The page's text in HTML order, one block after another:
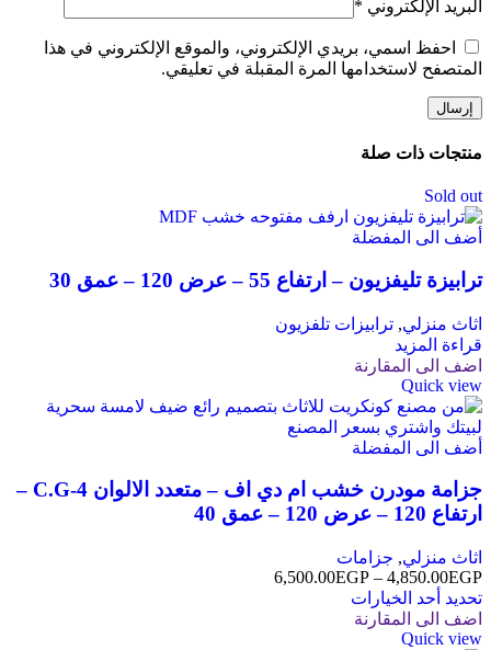
البريد الإلكتروني *
احفظ اسمي، بريدي الإلكتروني، والموقع الإلكتروني في هذا
المتصفح لاستخدامها المرة المقبلة في تعليقي.
منتجات ذات صلة
Sold out
أضف الى المفضلة
ترابيزة تليفزيون – ارتفاع 55 – عرض 120 – عمق 30
اثاث منزلي, ترابيزات تلفزيون
قراءة المزيد
اضف الى المقارنة
Quick view
أضف الى المفضلة
جزامة مودرن خشب ام دي اف – متعدد الالوان C.G-4 –
ارتفاع 120 – عرض 120 – عمق 40
اثاث منزلي, جزامات
4,850.00EGP
–
6,500.00EGP
تحديد أحد الخيارات
اضف الى المقارنة
Quick view